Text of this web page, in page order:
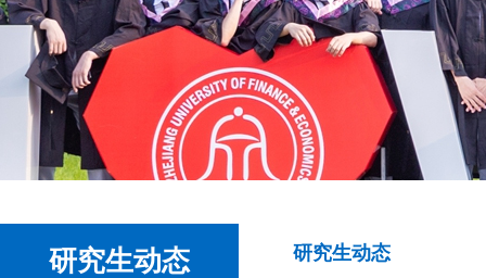
研究生动态 研究生动态